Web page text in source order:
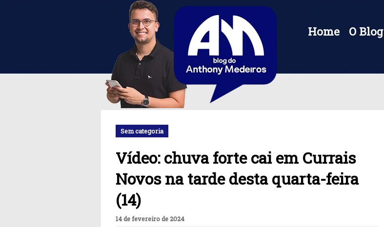
Home O Blog
Sem categoria
Vídeo: chuva forte cai em Currais
Novos na tarde desta quarta-feira
(14)
14 de fevereiro de 2024